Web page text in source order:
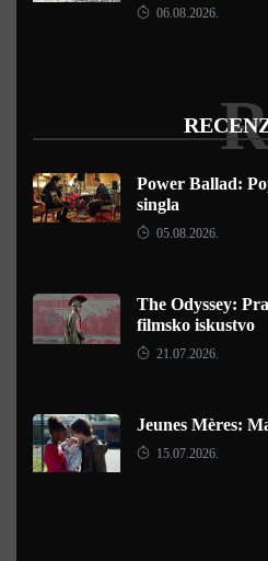
06.08.2026.
Power Ballad:
singla
05.08.2026.
The Odyssey:
filmsko iskustvo
21.07.2026.
Jeunes Mères:
15.07.2026.